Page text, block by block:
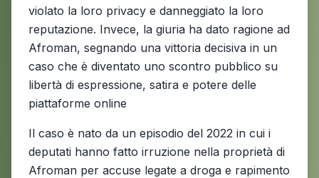
violato la loro privacy e danneggiato la loro
reputazione. Invece, la giuria ha dato ragione ad
Afroman, segnando una vittoria decisiva in un
caso che è diventato uno scontro pubblico su
libertà di espressione, satira e potere delle
piattaforme online
Il caso è nato da un episodio del 2022 in cui i
deputati hanno fatto irruzione nella proprietà di
Afroman per accuse legate a droga e rapimento